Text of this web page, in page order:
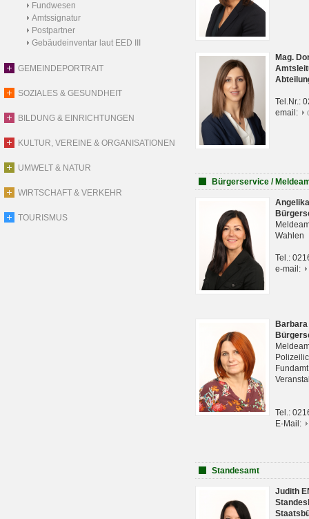
Fundwesen
Amtssignatur
Postpartner
Gebäudeinventar laut EED III
GEMEINDEPORTRAIT
SOZIALES & GESUNDHEIT
BILDUNG & EINRICHTUNGEN
KULTUR, VEREINE & ORGANISATIONEN
UMWELT & NATUR
WIRTSCHAFT & VERKEHR
TOURISMUS
Mag.
Tel.Nr.:
email:
Bürgerservice /
Wahlen
Tel.:
e-mail:
Tel.:
E-Mail:
Standesamt
Judith